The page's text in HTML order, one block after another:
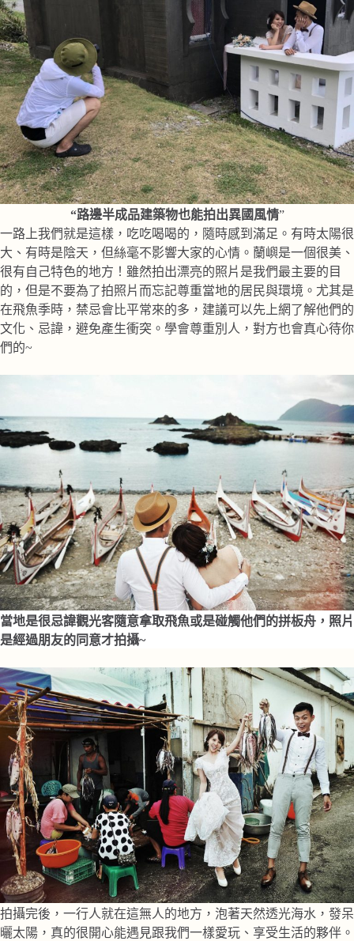
“路邊半成品建築物也能拍出異國風情”
一路上我們就是這樣，吃吃喝喝的，隨時感到滿足。有時太陽很
大、有時是陰天，但絲毫不影響大家的心情。蘭嶼是一個很美、
很有自己特色的地方！雖然拍出漂亮的照片是我們最主要的目
的，但是不要為了拍照片而忘記尊重當地的居民與環境。尤其是
在飛魚季時，禁忌會比平常來的多，建議可以先上網了解他們的
文化、忌諱，避免產生衝突。學會尊重別人，對方也會真心待你
們的~
當地是很忌諱觀光客隨意拿取飛魚或是碰觸他們的拼板舟，照片
是經過朋友的同意才拍攝~
拍攝完後，一行人就在這無人的地方，泡著天然透光海水，發呆
曬太陽，真的很開心能遇見跟我們一樣愛玩、享受生活的夥伴。